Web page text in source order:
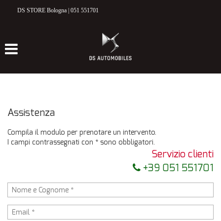
HOME
MODELLI DS
ELETTRICO & IBRIDO
NUOVO
DS STORE Bologna | 051 551701
Assistenza
Compila il modulo per prenotare un intervento.
I campi contrassegnati con * sono obbligatori.
Servizio clienti
+39 051 551701